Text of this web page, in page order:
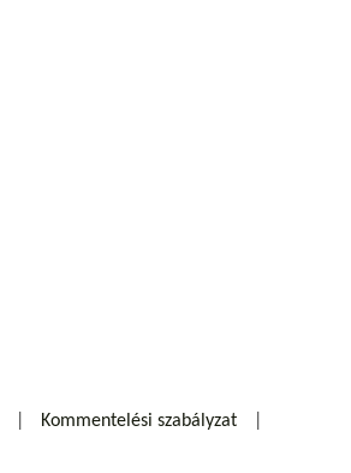
Kommentelési szabályzat